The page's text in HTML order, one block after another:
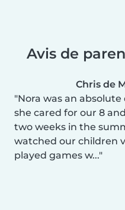
Avis de
Chris de
Nora was an
she cared for our 8
two weeks in the
watched our children
played games w...